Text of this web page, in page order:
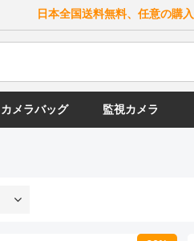
日本全国送料無料、任意の購入
カメラバッグ 監視カメラ